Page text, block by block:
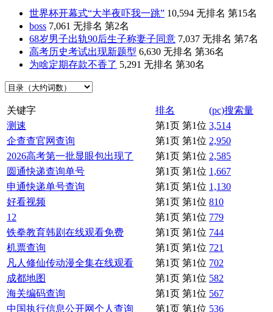
世界杯开幕式“大半夜吓我一跳” 10,594 无排名 第15名
boss 7,061 无排名 第2名
68岁男子出轨90后生子称妻子同意 7,037 无排名 第7名
高考历史考试出现新题型 6,630 无排名 第36名
为啥定期存款不香了 5,291 无排名 第30名
关键字 排名
(pc)搜索量
测速
第1页 第1位 3,514
企查查官网查询
第1页 第1位 2,950
2026高考第一批显眼包出现了
第1页 第1位 2,585
圆通快递查询单号
第1页 第1位 1,667
申通快递单号查询
第1页 第1位 1,130
好看视频
第1页 第1位 810
12
第1页 第1位 779
铁拳教育韩剧在线观看免费
第1页 第1位 744
机票查询
第1页 第1位 721
凡人修仙传动漫全集在线观看
第1页 第1位 702
成都地图
第1页 第1位 582
海关编码查询
第1页 第1位 567
中国执行信息公开网个人查询
第1页 第1位 536